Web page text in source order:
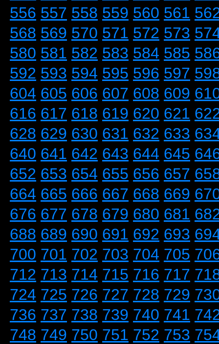
556 557 558 559 560 561
568 569 570 571 572 573
580 581 582 583 584 585
592 593 594 595 596 597
604 605 606 607 608 609
616 617 618 619 620 621
628 629 630 631 632 633
640 641 642 643 644 645
652 653 654 655 656 657
664 665 666 667 668 669
676 677 678 679 680 681
688 689 690 691 692 693
700 701 702 703 704 705
712 713 714 715 716 717
724 725 726 727 728 729
736 737 738 739 740 741
748 749 750 751 752 753